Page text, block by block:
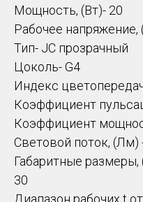
Мощность, (Вт)- 20
Рабочее напряжение,
Тип- JC прозрачный
Цоколь- G4
Индекс
Коэффициент
Коэффициент
Световой поток, (Лм)
Габаритные
30
Диапазон рабочих t